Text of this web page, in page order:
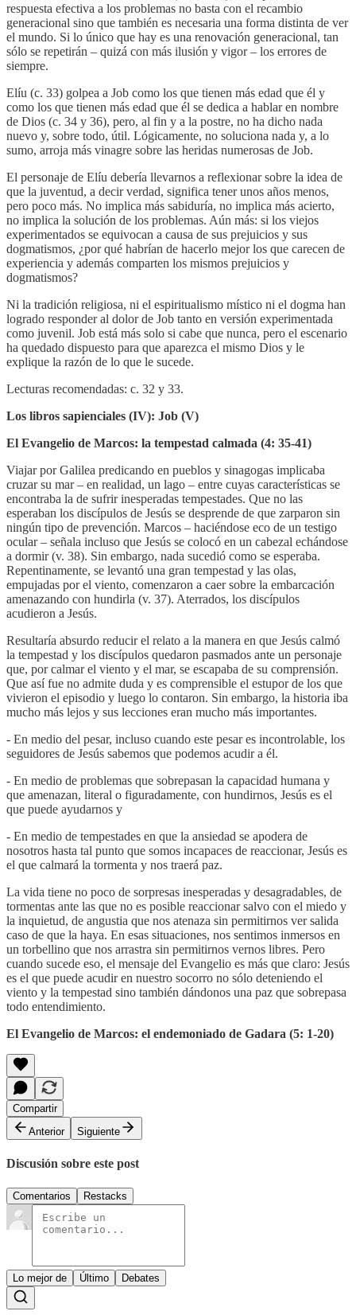
respuesta efectiva a los problemas no basta con el recambio
generacional sino que también es necesaria una forma distinta de ver
el mundo. Si lo único que hay es una renovación generacional, tan
sólo se repetirán – quizá con más ilusión y vigor – los errores de
siempre.
Elíu (c. 33) golpea a Job como los que tienen más edad que él y
como los que tienen más edad que él se dedica a hablar en nombre
de Dios (c. 34 y 36), pero, al fin y a la postre, no ha dicho nada
nuevo y, sobre todo, útil. Lógicamente, no soluciona nada y, a lo
sumo, arroja más vinagre sobre las heridas numerosas de Job.
El personaje de Elíu debería llevarnos a reflexionar sobre la idea de
que la juventud, a decir verdad, significa tener unos años menos,
pero poco más. No implica más sabiduría, no implica más acierto,
no implica la solución de los problemas. Aún más: si los viejos
experimentados se equivocan a causa de sus prejuicios y sus
dogmatismos, ¿por qué habrían de hacerlo mejor los que carecen de
experiencia y además comparten los mismos prejuicios y
dogmatismos?
Ni la tradición religiosa, ni el espiritualismo místico ni el dogma han
logrado responder al dolor de Job tanto en versión experimentada
como juvenil. Job está más solo si cabe que nunca, pero el escenario
ha quedado dispuesto para que aparezca el mismo Dios y le
explique la razón de lo que le sucede.
Lecturas recomendadas: c. 32 y 33.
Los libros sapienciales (IV): Job (V)
El Evangelio de Marcos: la tempestad calmada (4: 35-41)
Viajar por Galilea predicando en pueblos y sinagogas implicaba
cruzar su mar – en realidad, un lago – entre cuyas características se
encontraba la de sufrir inesperadas tempestades. Que no las
esperaban los discípulos de Jesús se desprende de que zarparon sin
ningún tipo de prevención. Marcos – haciéndose eco de un testigo
ocular – señala incluso que Jesús se colocó en un cabezal echándose
a dormir (v. 38). Sin embargo, nada sucedió como se esperaba.
Repentinamente, se levantó una gran tempestad y las olas,
empujadas por el viento, comenzaron a caer sobre la embarcación
amenazando con hundirla (v. 37). Aterrados, los discípulos
acudieron a Jesús.
Resultaría absurdo reducir el relato a la manera en que Jesús calmó
la tempestad y los discípulos quedaron pasmados ante un personaje
que, por calmar el viento y el mar, se escapaba de su comprensión.
Que así fue no admite duda y es comprensible el estupor de los que
vivieron el episodio y luego lo contaron. Sin embargo, la historia iba
mucho más lejos y sus lecciones eran mucho más importantes.
- En medio del pesar, incluso cuando este pesar es incontrolable, los
seguidores de Jesús sabemos que podemos acudir a él.
- En medio de problemas que sobrepasan la capacidad humana y
que amenazan, literal o figuradamente, con hundirnos, Jesús es el
que puede ayudarnos y
- En medio de tempestades en que la ansiedad se apodera de
nosotros hasta tal punto que somos incapaces de reaccionar, Jesús es
el que calmará la tormenta y nos traerá paz.
La vida tiene no poco de sorpresas inesperadas y desagradables, de
tormentas ante las que no es posible reaccionar salvo con el miedo y
la inquietud, de angustia que nos atenaza sin permitirnos ver salida
caso de que la haya. En esas situaciones, nos sentimos inmersos en
un torbellino que nos arrastra sin permitirnos vernos libres. Pero
cuando sucede eso, el mensaje del Evangelio es más que claro: Jesús
es el que puede acudir en nuestro socorro no sólo deteniendo el
viento y la tempestad sino también dándonos una paz que sobrepasa
todo entendimiento.
El Evangelio de Marcos: el endemoniado de Gadara (5: 1-20)
Compartir
Anterior
Siguiente
Discusión sobre este post
Comentarios Restacks
Lo mejor de Último Debates